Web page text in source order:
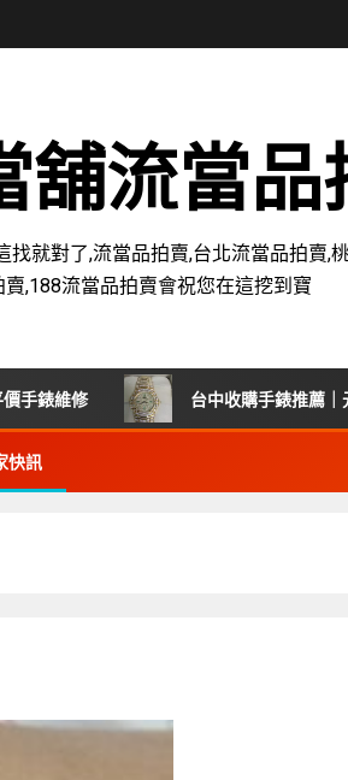
舖流當品
就對了,流當品拍賣,台北流當品拍賣
,188流當品拍賣會祝您在這挖到寶
修 台中收購手錶推薦｜元泰當
快訊